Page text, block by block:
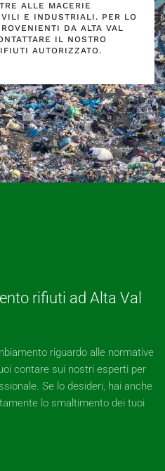
ALLE MACERIE
E INDUSTRIALI. PER LO
DA ALTA VAL
IL NOSTRO
AUTORIZZATO.
rifiuti ad Alta Val
riguardo alle normative
contare sui nostri esperti per
Se lo desideri, hai anche
lo smaltimento dei tuoi